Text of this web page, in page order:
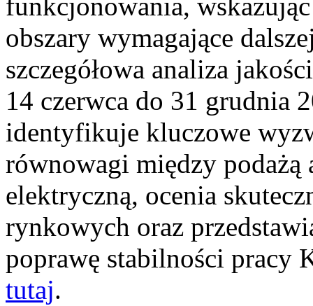
funkcjonowania,
obszary wymagające
szczegółowa analiza
14 czerwca do 31 grudnia
identyfikuje kluczowe
równowagi między podażą
elektryczną, ocenia
rynkowych oraz
poprawę stabilności pracy
tutaj.